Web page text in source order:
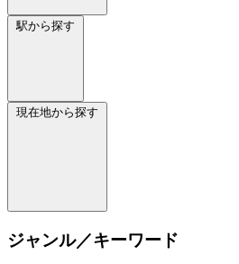
駅から探す
現在地から探す
ジャンル／キーワード